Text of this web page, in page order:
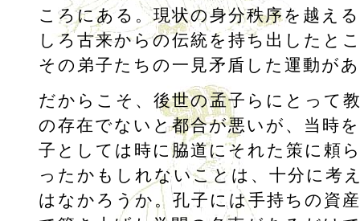
ころにある。現状の身分秩序を越え
しろ古来からの伝統を持ち出したと
その弟子たちの一見矛盾した運動が
だからこそ、後世の孟子らにとって
の存在でないと都合が悪いが、当時
子としては時に脇道にそれた策に頼
ったかもしれないことは、十分に考
はなかろうか。孔子には手持ちの資